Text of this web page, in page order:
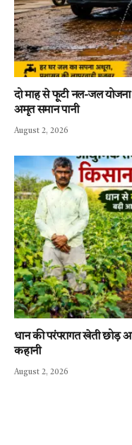
दो माह से फूटी नल-जल योजना
अमृत समान पानी
August 2, 2026
धान की परंपरागत खेती
कहानी
August 2, 2026